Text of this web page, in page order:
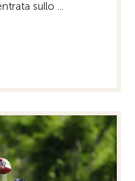
sullo ...